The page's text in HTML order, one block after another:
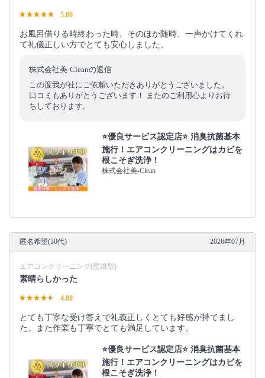
5.00
お風呂借りる時終わった時、そのほか随時、一声かけてくれ
て礼儀正しい方でとても安心しました。
株式会社美-Cleanの返信
この度我が社にご依頼いただきありがとうございました。
口コミもありがとうございます！ またのご利用心よりお待
ちしております。
⭐️優良サービス認定店⭐️ 消臭抗菌基本
施行！エアコンクリーニングはカビを
根こそぎ洗浄！
株式会社美-Clean
匿名希望(30代) 2026年07月
エアコンクリーニング(壁掛型)
素晴らしかった
4.80
とても丁寧な受け答えで礼義正しくとても好感が持てまし
た。また作業も丁寧でとても満足しています。
⭐️優良サービス認定店⭐️ 消臭抗菌基本
施行！エアコンクリーニングはカビを
根こそぎ洗浄！